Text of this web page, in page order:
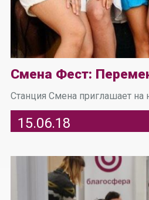
Смена Фест:
Станция Смена приглашает на
15.06.18